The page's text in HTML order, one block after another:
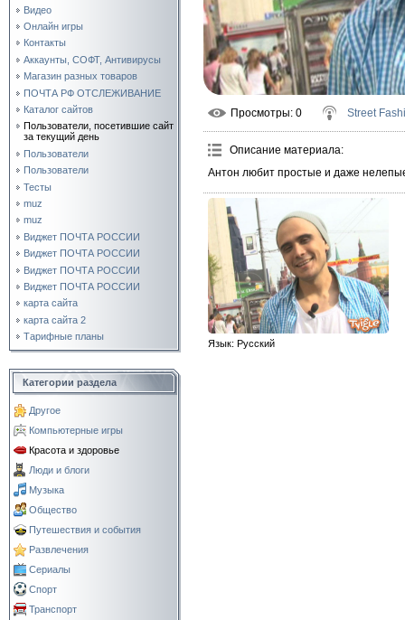
Видео
Онлайн игры
Контакты
Аккаунты, СОФТ, Антивирусы
Магазин разных товаров
ПОЧТА РФ ОТСЛЕЖИВАНИЕ
Каталог сайтов
Пользователи, посетившие сайт
за текущий день
Пользователи
Пользователи
Тесты
muz
muz
Виджет ПОЧТА РОССИИ
Виджет ПОЧТА РОССИИ
Виджет ПОЧТА РОССИИ
Виджет ПОЧТА РОССИИ
карта сайта
карта сайта 2
Тарифные планы
Категории раздела
Другое
Компьютерные игры
Красота и здоровье
Люди и блоги
Музыка
Общество
Путешествия и события
Развлечения
Сериалы
Спорт
Транспорт
Просмотры: 0 Street
Описание материала:
Антон любит простые и даже
Язык: Русский